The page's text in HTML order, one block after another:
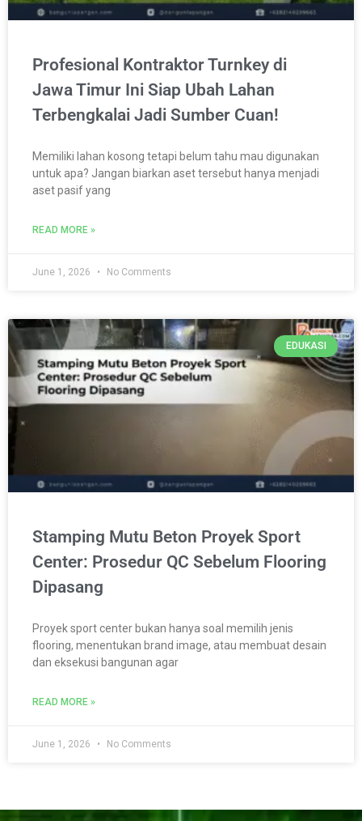
Profesional Kontraktor Turnkey di
Jawa Timur Ini Siap Ubah Lahan
Terbengkalai Jadi Sumber Cuan!
Memiliki lahan kosong tetapi belum tahu mau digunakan
untuk apa? Jangan biarkan aset tersebut hanya menjadi
aset pasif yang
READ MORE »
June 1, 2026 No Comments
EDUKASI
Stamping Mutu Beton Proyek Sport
Center: Prosedur QC Sebelum Flooring
Dipasang
Proyek sport center bukan hanya soal memilih jenis
flooring, menentukan brand image, atau membuat desain
dan eksekusi bangunan agar
READ MORE »
June 1, 2026 No Comments